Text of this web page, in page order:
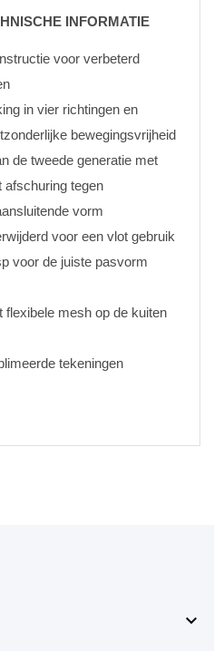
INFORMATIE
voor verbeterd
in vier richtingen en
bewegingsvrijheid
de tweede generatie met
afschuring tegen
vorm
voor een vlot gebruik
voor de juiste pasvorm
flexibele mesh op de kuiten
tekeningen
